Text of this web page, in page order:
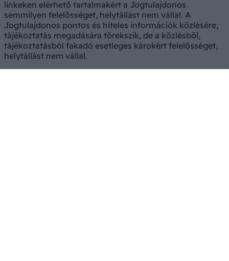
linkeken elérhető tartalmakért a Jogtulajdonos
semmilyen felelősséget, helytállást nem vállal. A
Jogtulajdonos pontos és hiteles információk közlésére,
tájékoztatás megadására törekszik, de a közlésből,
tájékoztatásból fakadó esetleges károkért felelősséget,
helytállást nem vállal.